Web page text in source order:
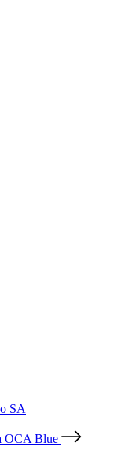
SA
OCA Blue